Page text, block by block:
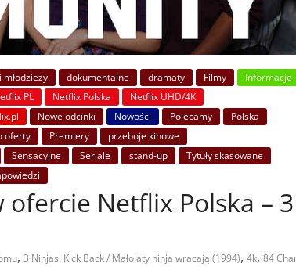
dokumentalne dramaty Filmy
Informacje
PL Netflix Polska
Netflix UHD/4K
Nowe odcinki Nowości Polecamy
Polska
oferty Premiery
przeboje kinowe
Sensacyjne Seriale stand-up
Tytuły skasowane
Netflix Polska –
, 3 Ninjas: Kick Back / Małolaty ninja wracają (1994), 4k, 84